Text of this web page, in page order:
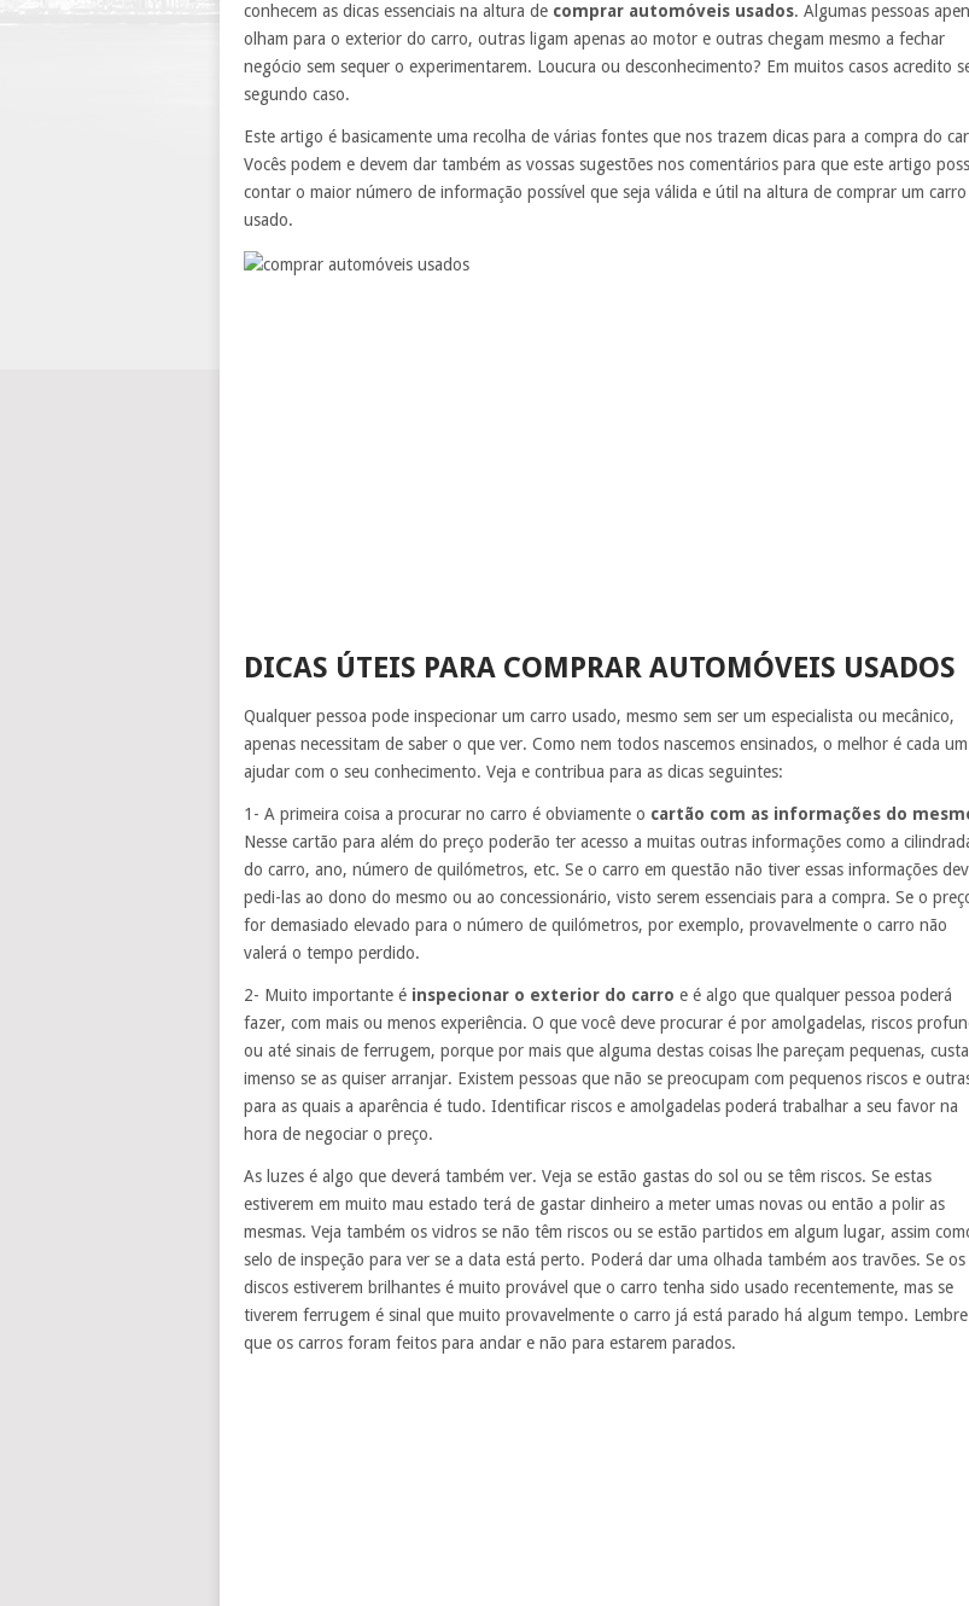
conhecem as dicas essenciais na altura de comprar automóveis usados. Algumas pessoas
olham para o exterior do carro, outras ligam apenas ao motor e outras chegam mesmo a fechar
negócio sem sequer o experimentarem. Loucura ou desconhecimento? Em muitos casos acredito
segundo caso.
Este artigo é basicamente uma recolha de várias fontes que nos trazem dicas para a compra do
Vocês podem e devem dar também as vossas sugestões nos comentários para que este artigo
contar o maior número de informação possível que seja válida e útil na altura de comprar um carro
usado.
DICAS ÚTEIS PARA COMPRAR AUTOMÓVEIS USADOS
Qualquer pessoa pode inspecionar um carro usado, mesmo sem ser um especialista ou mecânico,
apenas necessitam de saber o que ver. Como nem todos nascemos ensinados, o melhor é cada um
ajudar com o seu conhecimento. Veja e contribua para as dicas seguintes:
1- A primeira coisa a procurar no carro é obviamente o cartão com as informações do
Nesse cartão para além do preço poderão ter acesso a muitas outras informações como a
do carro, ano, número de quilómetros, etc. Se o carro em questão não tiver essas informações
pedi-las ao dono do mesmo ou ao concessionário, visto serem essenciais para a compra. Se o
for demasiado elevado para o número de quilómetros, por exemplo, provavelmente o carro não
valerá o tempo perdido.
2- Muito importante é inspecionar o exterior do carro e é algo que qualquer pessoa poderá
fazer, com mais ou menos experiência. O que você deve procurar é por amolgadelas, riscos
ou até sinais de ferrugem, porque por mais que alguma destas coisas lhe pareçam pequenas,
imenso se as quiser arranjar. Existem pessoas que não se preocupam com pequenos riscos e
para as quais a aparência é tudo. Identificar riscos e amolgadelas poderá trabalhar a seu favor na
hora de negociar o preço.
As luzes é algo que deverá também ver. Veja se estão gastas do sol ou se têm riscos. Se estas
estiverem em muito mau estado terá de gastar dinheiro a meter umas novas ou então a polir as
mesmas. Veja também os vidros se não têm riscos ou se estão partidos em algum lugar, assim
selo de inspeção para ver se a data está perto. Poderá dar uma olhada também aos travões. Se os
discos estiverem brilhantes é muito provável que o carro tenha sido usado recentemente, mas se
tiverem ferrugem é sinal que muito provavelmente o carro já está parado há algum tempo.
que os carros foram feitos para andar e não para estarem parados.